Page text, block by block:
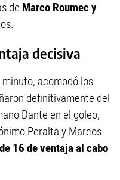
de Marco Roumec y
decisiva
minuto, acomodó los
definitivamente del
Dante en el goleo,
Peralta y Marcos
16 de ventaja al cabo